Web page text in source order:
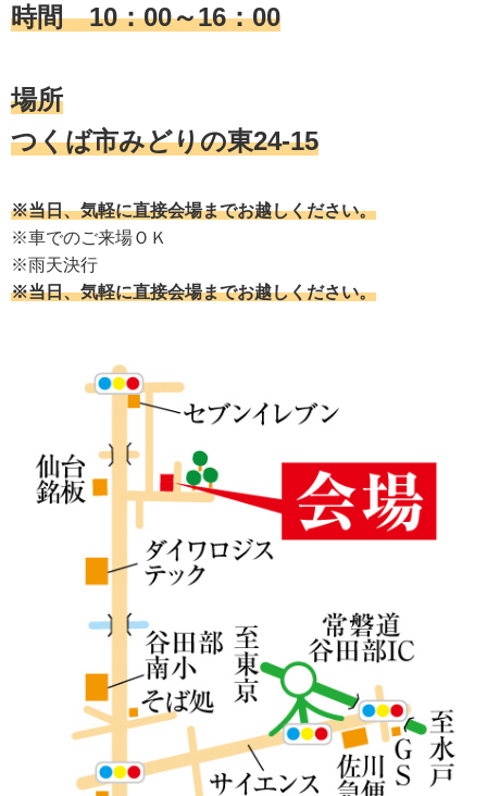
時間 10：00～16：00
場所
つくば市みどりの東24-15
※当日、気軽に直接会場までお越しください。
※車でのご来場ＯＫ
※雨天決行
※当日、気軽に直接会場までお越しください。